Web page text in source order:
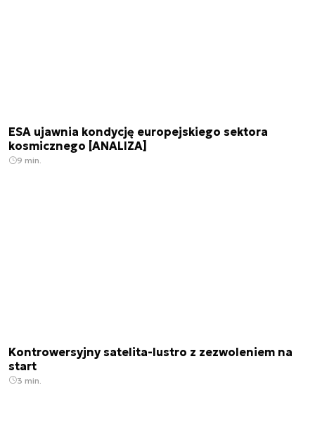
ESA ujawnia kondycję europejskiego sektora
kosmicznego [ANALIZA]
9 min.
Kontrowersyjny satelita-lustro z zezwoleniem na
start
3 min.